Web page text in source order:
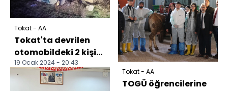
Tokat - AA
Tokat'ta devrilen
otomobildeki 2 kişi
yaralandı
19 Ocak 2024 - 20:43
Tokat - AA
TOGÜ öğrencilerine